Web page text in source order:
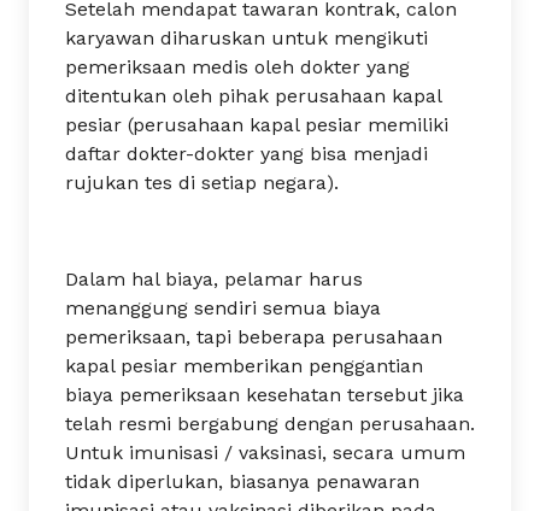
Setelah mendapat tawaran kontrak, calon
karyawan diharuskan untuk mengikuti
pemeriksaan medis oleh dokter yang
ditentukan oleh pihak perusahaan kapal
pesiar (perusahaan kapal pesiar memiliki
daftar dokter-dokter yang bisa menjadi
rujukan tes di setiap negara).
Dalam hal biaya, pelamar harus
menanggung sendiri semua biaya
pemeriksaan, tapi beberapa perusahaan
kapal pesiar memberikan penggantian
biaya pemeriksaan kesehatan tersebut jika
telah resmi bergabung dengan perusahaan.
Untuk imunisasi / vaksinasi, secara umum
tidak diperlukan, biasanya penawaran